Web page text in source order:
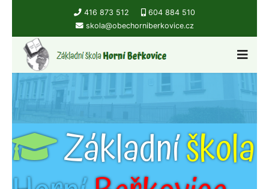
416 873 512
604 884 510
skola@obechorniberkovice.cz
Základníškola